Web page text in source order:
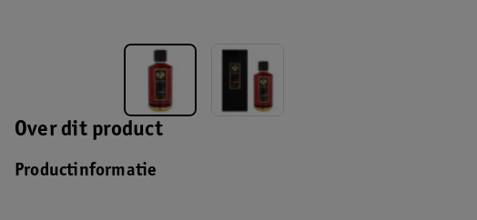
Over dit product
Productinformatie